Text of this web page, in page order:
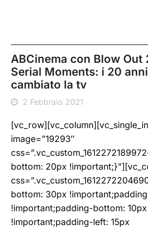
ABCinema con Blow Out
Serial Moments: i 20
cambiato la tv
2 Febbraio 2021
image=”19293″
bottom: 20px
bottom: 30px
!important;padding-bottom: 10px
!important;padding-left: 15px